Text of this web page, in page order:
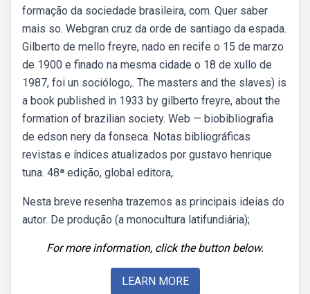
formação da sociedade brasileira, com. Quer saber
mais so. Webgran cruz da orde de santiago da espada.
Gilberto de mello freyre, nado en recife o 15 de marzo
de 1900 e finado na mesma cidade o 18 de xullo de
1987, foi un sociólogo,. The masters and the slaves) is
a book published in 1933 by gilberto freyre, about the
formation of brazilian society. Web — biobibliografia
de edson nery da fonseca. Notas bibliográficas
revistas e índices atualizados por gustavo henrique
tuna. 48ª edição, global editora,.
Nesta breve resenha trazemos as principais ideias do
autor. De produção (a monocultura latifundiária);
For more information, click the button below.
LEARN MORE